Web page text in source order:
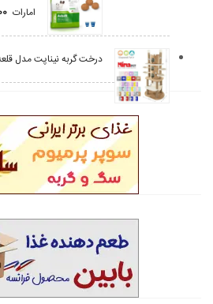
امارات
درخت گربه نیناپت مدل